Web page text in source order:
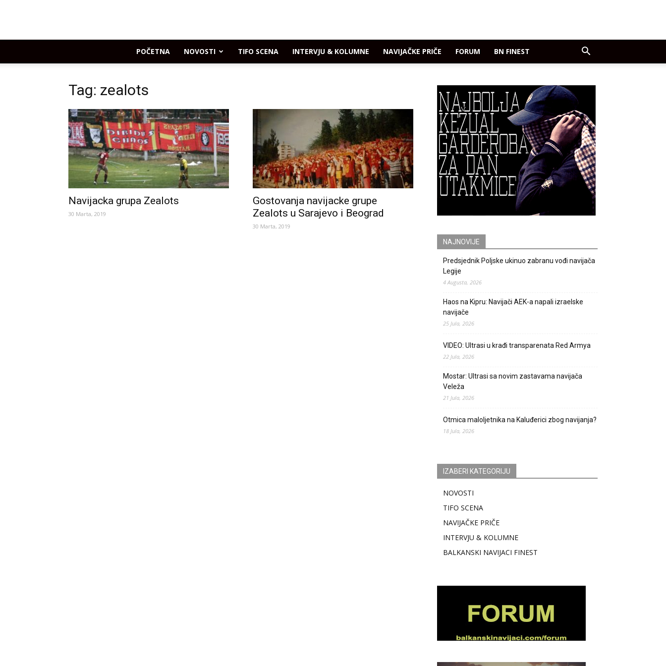
POČETNA NOVOSTI TIFO SCENA INTERVJU & KOLUMNE NAVIJAČKE PRIČE FORUM BN FINEST
Tag: zealots
Navijacka grupa Zealots
30 Marta, 2019
Gostovanja navijacke grupe
Zealots u Sarajevo i Beograd
30 Marta, 2019
NAJNOVIJE
Predsjednik Poljske ukinuo zabranu vođi navijača
Legije
4 Augusta, 2026
Haos na Kipru: Navijači AEK-a napali izraelske
navijače
25 Jula, 2026
VIDEO: Ultrasi u krađi transparenata Red Armya
22 Jula, 2026
Mostar: Ultrasi sa novim zastavama navijača
Veleža
21 Jula, 2026
Otmica maloljetnika na Kaluđerici zbog navijanja?
18 Jula, 2026
IZABERI KATEGORIJU
NOVOSTI
TIFO SCENA
NAVIJAČKE PRIČE
INTERVJU & KOLUMNE
BALKANSKI NAVIJACI FINEST